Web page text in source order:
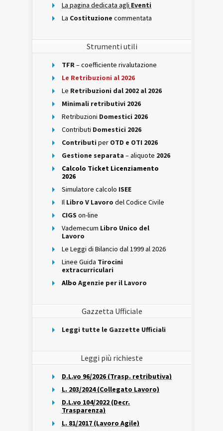
La pagina dedicata agli Eventi
La Costituzione commentata
Strumenti utili
TFR– coefficiente rivalutazione
Le Retribuzioni al 2026
Le Retribuzioni dal 2002 al 2026
Minimali retributivi 2026
Retribuzioni Domestici 2026
Contributi Domestici 2026
Contributi per OTD e OTI 2026
Gestione separata – aliquote 2026
Calcolo Ticket Licenziamento
2026
Simulatore calcolo ISEE
Il Libro V Lavoro del Codice Civile
CIGS on-line
Vademecum Libro Unico del
Lavoro
Le Leggi di Bilancio dal 1999 al 2026
Linee Guida Tirocini
extracurriculari
Albo Agenzie per il Lavoro
Gazzetta Ufficiale
Leggi tutte le Gazzette Ufficiali
Leggi più richieste
D.L.vo 96/2026 (Trasp. retributiva)
L. 203/2024 (Collegato Lavoro)
D.L.vo 104/2022 (Decr.
Trasparenza)
L. 81/2017 (Lavoro Agile)